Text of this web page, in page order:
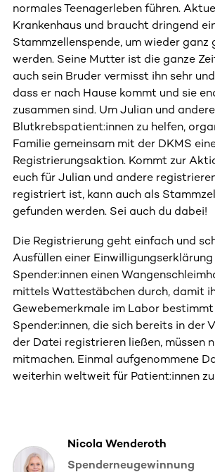
normales Teenagerleben führen.
Krankenhaus und braucht dringend
Stammzellenspende, um wieder ganz
werden. Seine Mutter ist die ganze
auch sein Bruder vermisst ihn sehr
dass er nach Hause kommt und sie
zusammen sind. Um Julian und
Blutkrebspatient:innen zu helfen,
Familie gemeinsam mit der DKMS
Registrierungsaktion. Kommt zur
euch für Julian und andere
registriert ist, kann auch als
gefunden werden. Sei auch du dabei!
Die Registrierung geht einfach und
Ausfüllen einer
Spender:innen einen
mittels Wattestäbchen durch, damit
Gewebemerkmale im Labor bestimmt
Spender:innen, die sich bereits in der
der Datei registrieren ließen, müssen
mitmachen. Einmal aufgenommene
weiterhin weltweit für Patient:innen
Nicola Wenderoth
Spenderneugewinnung